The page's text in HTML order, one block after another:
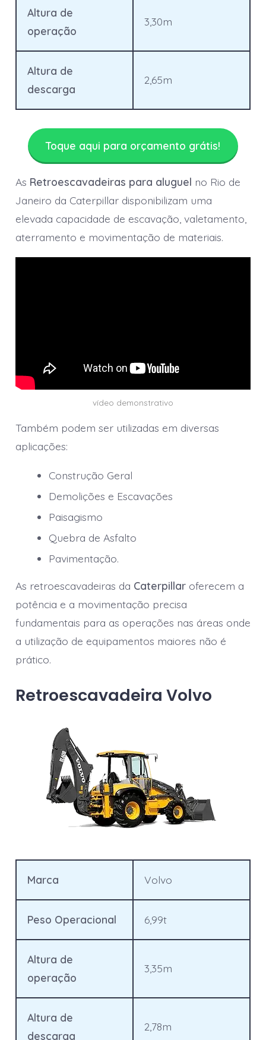
Altura de
operação
3,30m
Altura de
descarga
2,65m
Toque aqui para orçamento grátis!
As Retroescavadeiras para aluguel no Rio de
Janeiro da Caterpillar disponibilizam uma
elevada capacidade de escavação, valetamento,
aterramento e movimentação de materiais.
vídeo demonstrativo
Também podem ser utilizadas em diversas
aplicações:
Construção Geral
Demolições e Escavações
Paisagismo
Quebra de Asfalto
Pavimentação.
As retroescavadeiras da Caterpillaroferecem a
potência e a movimentação precisa
fundamentais para as operações nas áreas onde
a utilização de equipamentos maiores não é
prático.
Retroescavadeira Volvo
Marca Volvo
Peso Operacional 6,99t
Altura de
operação
3,35m
Altura de
descarga
2,78m